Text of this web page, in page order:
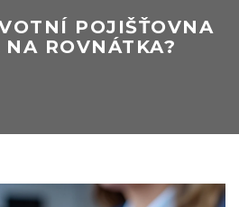
POJIŠŤOVNA
NA ROVNÁTKA?